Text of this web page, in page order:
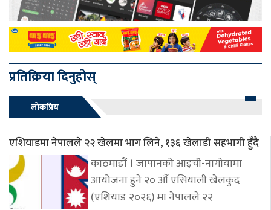
प्रतिक्रिया दिनुहोस्
लोकप्रिय
एशियाडमा नेपालले २२ खेलमा भाग लिने, १३६ खेलाडी सहभागी हुँदै
काठमाडौं । जापानको आइची-नागोयामा
आयोजना हुने २० औँ एसियाली खेलकुद
(एशियाड २०२६) मा नेपालले २२